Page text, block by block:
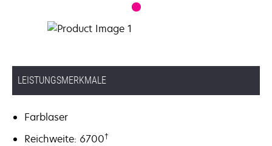
LEISTUNGSMERKMALE
Farblaser
Reichweite: 6700†